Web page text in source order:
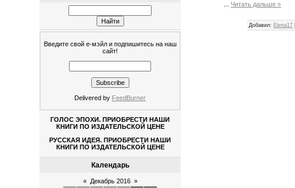
Введите свой е-мэйл и подпишитесь на наш
сайт!
Delivered by FeedBurner
ГОЛОС ЭПОХИ. ПРИОБРЕСТИ НАШИ
КНИГИ ПО ИЗДАТЕЛЬСКОЙ ЦЕНЕ
РУССКАЯ ИДЕЯ. ПРИОБРЕСТИ НАШИ
КНИГИ ПО ИЗДАТЕЛЬСКОЙ ЦЕНЕ
Календарь
« Декабрь 2016 »
... Читать дальше »
Добавил: Elena17